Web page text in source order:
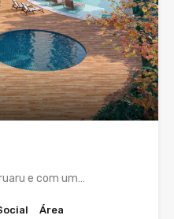
e com um…
Área